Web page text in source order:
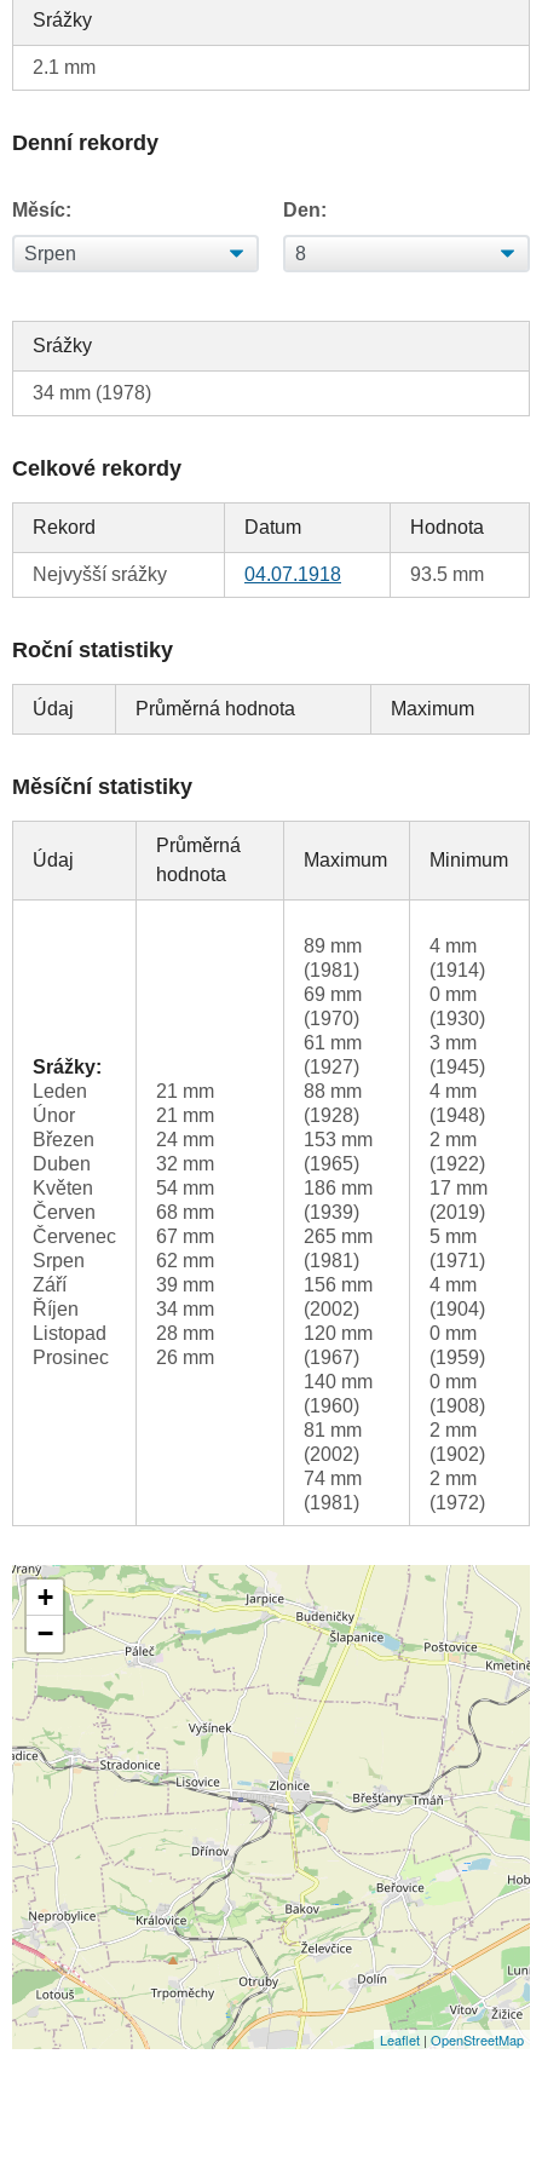
Srážky
2.1 mm
Denní rekordy
Měsíc: Den:
Srážky
34 mm (1978)
Celkové rekordy
Rekord Datum Hodnota
Nejvyšší srážky 04.07.1918 93.5 mm
Roční statistiky
Údaj Průměrná hodnota Maximum
Měsíční statistiky
Údaj
Průměrná
hodnota
Maximum Minimum
Srážky:
Leden
Únor
Březen
Duben
Květen
Červen
Červenec
Srpen
Září
Říjen
Listopad
Prosinec
21 mm
21 mm
24 mm
32 mm
54 mm
68 mm
67 mm
62 mm
39 mm
34 mm
28 mm
26 mm
89 mm
(1981)
69 mm
(1970)
61 mm
(1927)
88 mm
(1928)
153 mm
(1965)
186 mm
(1939)
265 mm
(1981)
156 mm
(2002)
120 mm
(1967)
140 mm
(1960)
81 mm
(2002)
74 mm
(1981)
4 mm
(1914)
0 mm
(1930)
3 mm
(1945)
4 mm
(1948)
2 mm
(1922)
17 mm
(2019)
5 mm
(1971)
4 mm
(1904)
0 mm
(1959)
0 mm
(1908)
2 mm
(1902)
2 mm
(1972)
+
−
Leaflet | OpenStreetMap